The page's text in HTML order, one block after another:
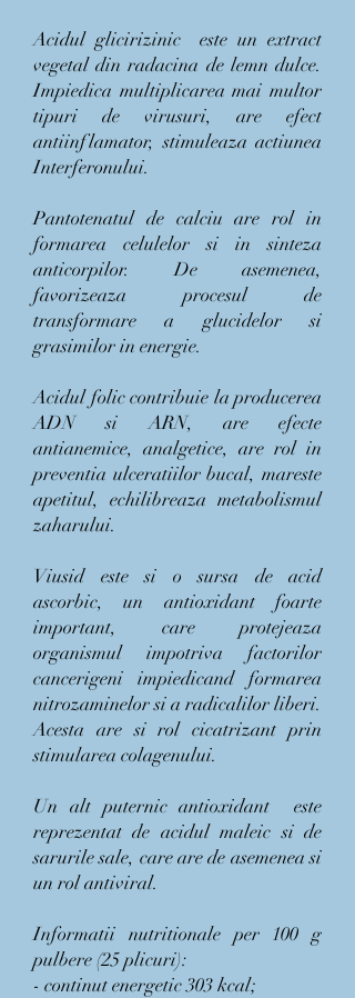
Acidul glicirizinic este un extract
vegetal din radacina de lemn dulce.
Impiedica multiplicarea mai multor
tipuri de virusuri, are efect
antiinflamator, stimuleaza actiunea
Interferonului.
Pantotenatul de calciu are rol in
formarea celulelor si in sinteza
anticorpilor. De asemenea,
favorizeaza procesul de
transformare a glucidelor si
grasimilor in energie.
Acidul folic contribuie la producerea
ADN si ARN, are efecte
antianemice, analgetice, are rol in
preventia ulceratiilor bucal, mareste
apetitul, echilibreaza metabolismul
zaharului.
Viusid este si o sursa de acid
ascorbic, un antioxidant foarte
important, care protejeaza
organismul impotriva factorilor
cancerigeni impiedicand formarea
nitrozaminelor si a radicalilor liberi.
Acesta are si rol cicatrizant prin
stimularea colagenului.
Un alt puternic antioxidant este
reprezentat de acidul maleic si de
sarurile sale, care are de asemenea si
un rol antiviral.
Informatii nutritionale per 100 g
pulbere (25 plicuri):
- continut energetic 303 kcal;